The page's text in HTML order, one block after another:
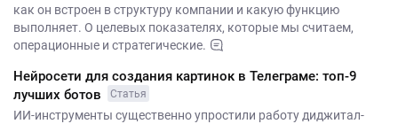
как он встроен в структуру компании и какую функцию
выполняет. О целевых показателях, которые мы считаем,
операционные и стратегические.
Нейросети для создания картинок в Телеграме: топ-9
лучших ботов
Статья
ИИ-инструменты существенно упростили работу диджитал-